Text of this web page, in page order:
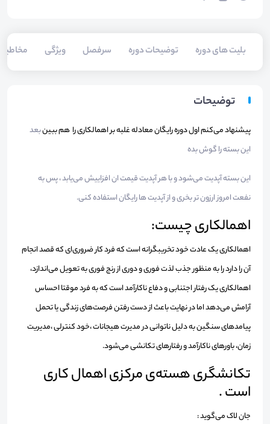
بلیت های دوره توضیحات دوره سرفصل ویژگی
توضیحات
پیشنهاد می‌کنم اول دوره رایگان معادله غلبه بر اهمالکاری را هم ببینبعد
این بسته را گوش بده
این بسته آپدیت می‌شود و با هر آپدیت قیمت ان افزاییش می‌یابد ، پس به
نفعت امروز ارزون تر بخری و از آپدیت ها رایگان استفاده کنی.
اهمالکاری چیست:
اهمالکاری یک عادت خود تخریبگرانه‌ است که فرد کار ضروری‌ای که قصد انجام
آن را دارد را به منظور جذب لذت فوری و دوری از رنج فوری به تعویل می‌اندازد،
اهمالکاری یک رفتار اجتنابی و دفاع ناکارآمد است که به فرد موقتا احساس
آرامش می‌دهد اما در نهایت باعث از دست رفتن فرصت‌های زندگی یا تحمل
پیامدهای سنگین به دلیل ناتوانی در مدیرت هیجانات ،خود کنترلی ،مدیریت
زمان، باورهای ناکارآمد و رفتارهای تکانشی می‌شود.
تکانشگری هسته‌ی مرکزی اهمال کاری
است .
جان لاک می‌گوید :